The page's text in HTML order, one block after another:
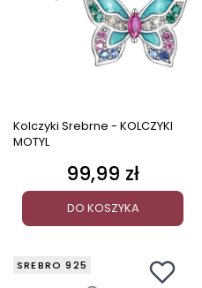
Kolczyki Srebrne - KOLCZYKI
MOTYL
Cena
99,99 zł
DO KOSZYKA
SREBRO 925